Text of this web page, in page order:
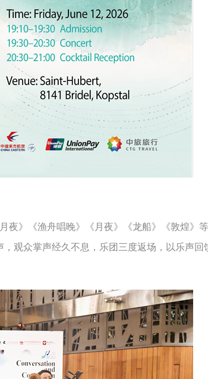
《渔舟唱晚》《月夜》《龙船》《敦煌》等
观众掌声经久不息，乐团三度返场，以乐声回